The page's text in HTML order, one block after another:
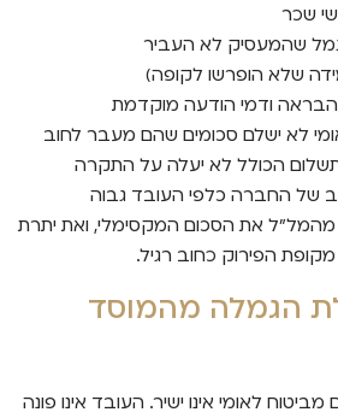
שכר
שהמעסיק לא העביר
שלא הופרשו לקופה)
הבראה ודמי הודעה מוקדמת
לא ישלם סכומים שהם מעבר לחוב
הכולל לא יעלה על התקרה
של החברה כלפי העובד גבוה
את הסכום המקסימלי, ואת יתרת
הפירוק כחוב רגיל.
הגמלה מהמוסד
לאומי אינו ישיר. העובד אינו פונה